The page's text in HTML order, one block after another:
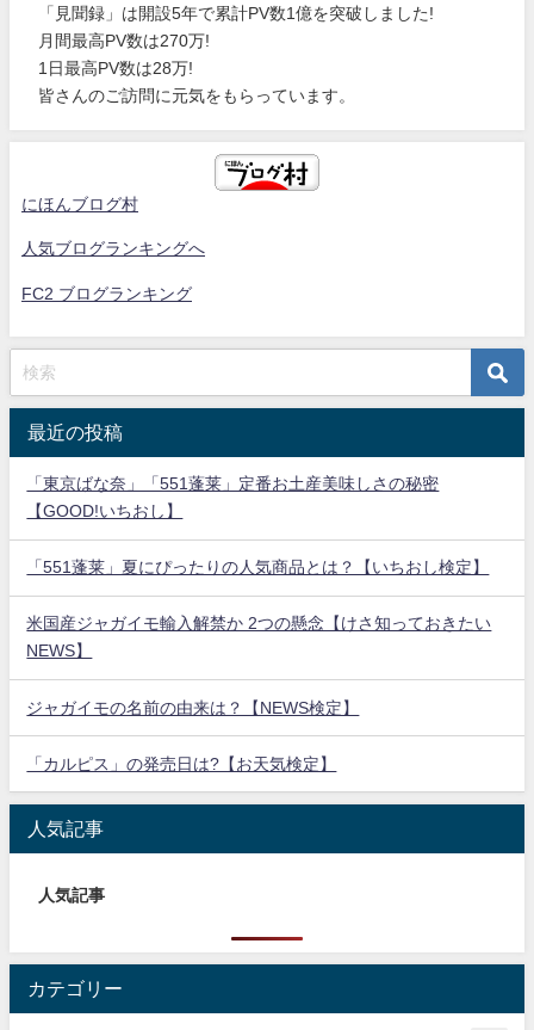
「見聞録」は開設5年で累計PV数1億を突破しました!
月間最高PV数は270万!
1日最高PV数は28万!
皆さんのご訪問に元気をもらっています。
にほんブログ村
人気ブログランキングへ
FC2 ブログランキング
最近の投稿
「東京ばな奈」「551蓬莱」定番お土産美味しさの秘密
【GOOD!いちおし】
「551蓬莱」夏にぴったりの人気商品とは？【いちおし検定】
米国産ジャガイモ輸入解禁か 2つの懸念【けさ知っておきたい
NEWS】
ジャガイモの名前の由来は？【NEWS検定】
「カルピス」の発売日は?【お天気検定】
人気記事
人気記事
カテゴリー